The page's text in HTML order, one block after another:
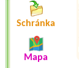
Schránka
Mapa